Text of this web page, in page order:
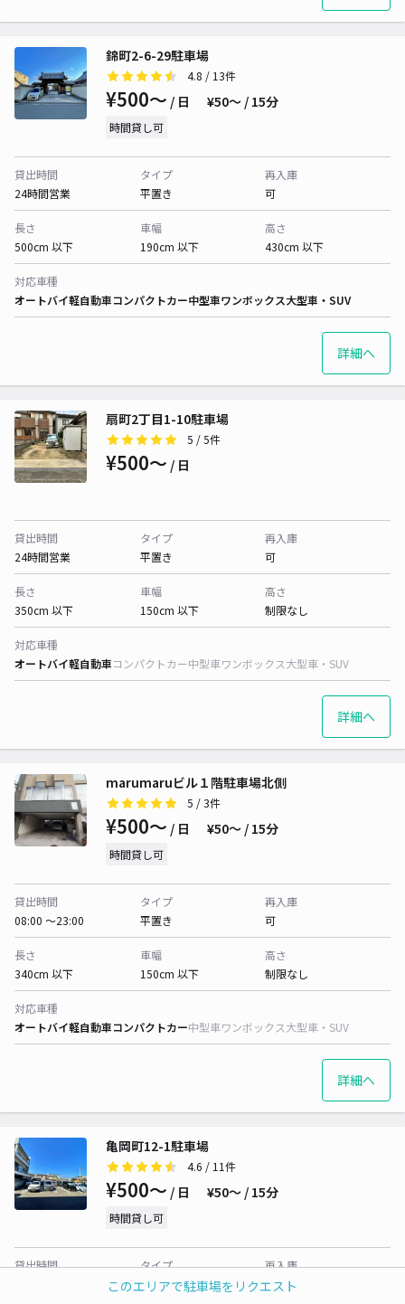
このエリアで駐車場をリクエスト
錦町2-6-29駐車場
4.8 / 13件
¥500〜 / 日 ¥50〜 / 15分
時間貸し可
貸出時間
24時間営業
タイプ
平置き
再入庫
可
長さ
500cm 以下
車幅
190cm 以下
高さ
430cm 以下
対応車種
オートバイ軽自動車コンパクトカー中型車ワンボックス大型車・SUV
詳細へ
扇町2丁目1-10駐車場
5 / 5件
¥500〜 / 日
貸出時間
24時間営業
タイプ
平置き
再入庫
可
長さ
350cm 以下
車幅
150cm 以下
高さ
制限なし
対応車種
オートバイ軽自動車コンパクトカー中型車ワンボックス大型車・SUV
詳細へ
marumaruビル１階駐車場北側
5 / 3件
¥500〜 / 日 ¥50〜 / 15分
時間貸し可
貸出時間
08:00 〜23:00
タイプ
平置き
再入庫
可
長さ
340cm 以下
車幅
150cm 以下
高さ
制限なし
対応車種
オートバイ軽自動車コンパクトカー中型車ワンボックス大型車・SUV
詳細へ
亀岡町12-1駐車場
4.6 / 11件
¥500〜 / 日 ¥50〜 / 15分
時間貸し可
貸出時間
タイプ
平置き
再入庫
可